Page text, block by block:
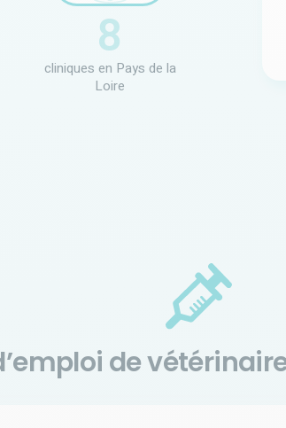
cliniques en Pays de la
Loire
8
de